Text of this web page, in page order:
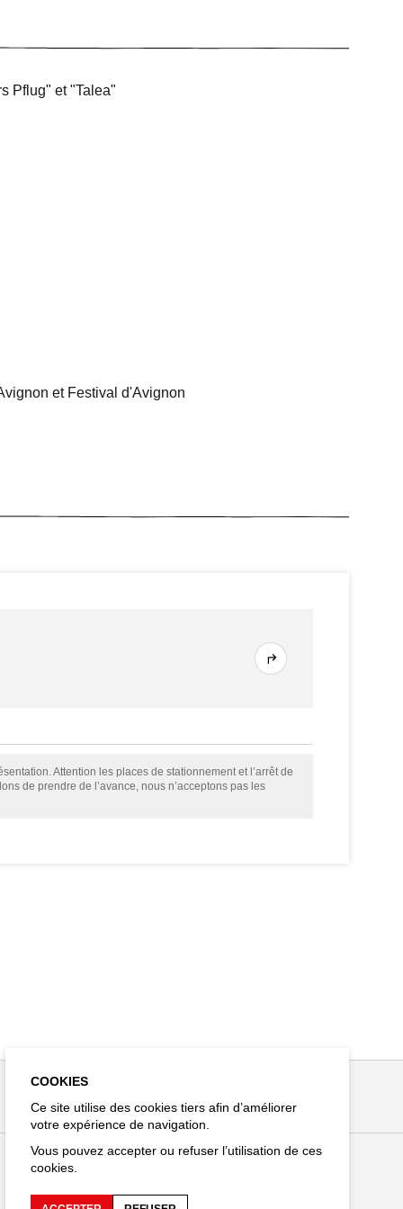
Pflug" et "Talea"
et Festival d'Avignon
Attention les places de stationnement et l’arrêt de
de prendre de l’avance, nous n’acceptons pas les
Restez connecté
COOKIES
Ce site utilise des cookies tiers afin d’améliorer
votre expérience de navigation.
Vous pouvez accepter ou refuser l’utilisation de ces
cookies.